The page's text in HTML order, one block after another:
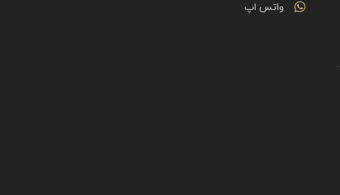
واتس اپ